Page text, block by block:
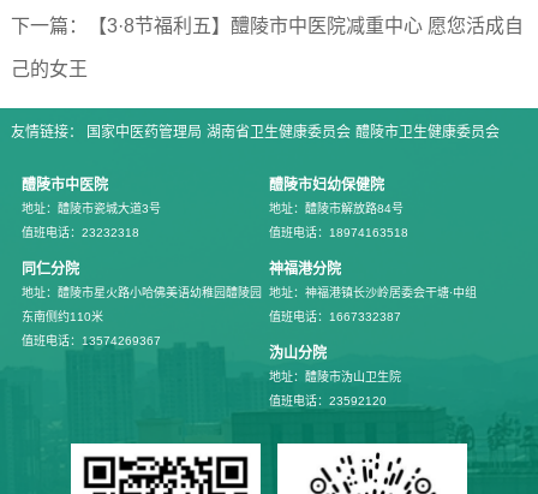
下一篇：【3·8节福利五】醴陵市中医院减重中心 愿您活成自
己的女王
友情链接： 国家中医药管理局 湖南省卫生健康委员会 醴陵市卫生健康委员会
醴陵市中医院
地址：醴陵市瓷城大道3号
值班电话：23232318
醴陵市妇幼保健院
地址：醴陵市解放路84号
值班电话：18974163518
同仁分院
地址：醴陵市星火路小哈佛美语幼稚园醴陵园
东南侧约110米
值班电话：13574269367
神福港分院
地址：神福港镇长沙岭居委会干塘·中组
值班电话：1667332387
沩山分院
地址：醴陵市沩山卫生院
值班电话：23592120